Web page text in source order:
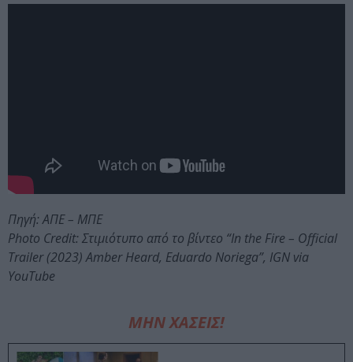
Πηγή: ΑΠΕ – ΜΠΕ
Photo Credit: Στιμιότυπο από το βίντεο “In the Fire – Official
Trailer (2023) Amber Heard, Eduardo Noriega”, IGN via
YouTube
ΜΗΝ ΧΑΣΕΙΣ!